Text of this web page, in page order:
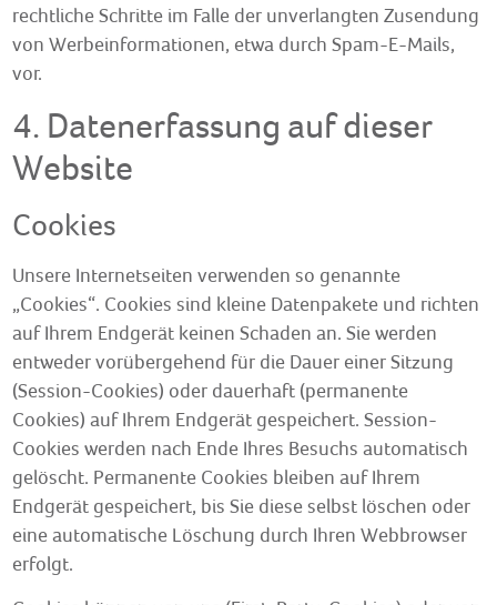
rechtliche Schritte im Falle der unverlangten Zusendung
von Werbeinformationen, etwa durch Spam-E-Mails,
vor.
4. Datenerfassung auf dieser
Website
Cookies
Unsere Internetseiten verwenden so genannte
„Cookies“. Cookies sind kleine Datenpakete und richten
auf Ihrem Endgerät keinen Schaden an. Sie werden
entweder vorübergehend für die Dauer einer Sitzung
(Session-Cookies) oder dauerhaft (permanente
Cookies) auf Ihrem Endgerät gespeichert. Session-
Cookies werden nach Ende Ihres Besuchs automatisch
gelöscht. Permanente Cookies bleiben auf Ihrem
Endgerät gespeichert, bis Sie diese selbst löschen oder
eine automatische Löschung durch Ihren Webbrowser
erfolgt.